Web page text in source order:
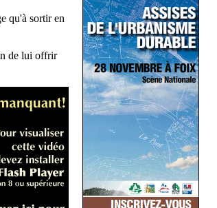
qu'à sortir en
de lui offrir